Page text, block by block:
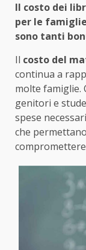
Il costo dei
per le
sono tanti
Il costo del
continua a
molte famiglie.
genitori e
spese
che